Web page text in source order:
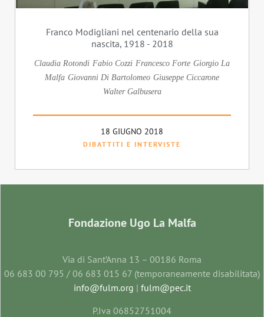
Franco Modigliani nel centenario della sua
nascita, 1918 - 2018
Claudia Rotondi Fabio Cozzi Francesco Forte Giorgio La
Malfa Giovanni Di Bartolomeo Giuseppe Ciccarone
Walter Galbusera
18 GIUGNO 2018
DIBATTITI E INTERVISTE
Fondazione Ugo La Malfa
Via di Sant’Anna 13 – 00186 Roma
06 683 00 795 / 06 683 015 67 (temporaneamente disabilitata)
info@fulm.org | fulm@pec.it
P.Iva 06852751004